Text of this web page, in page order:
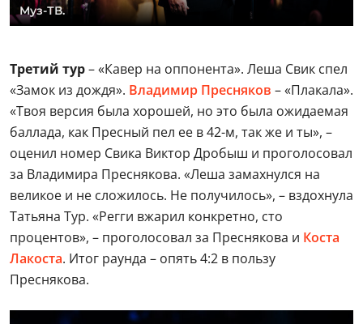
Муз-ТВ.
Третий тур– «Кавер на оппонента». Леша Свик спел
«Замок из дождя». Владимир Пресняков – «Плакала».
«Твоя версия была хорошей, но это была ожидаемая
баллада, как Пресный пел ее в 42-м, так же и ты», –
оценил номер Свика Виктор Дробыш и проголосовал
за Владимира Преснякова. «Леша замахнулся на
великое и не сложилось. Не получилось», – вздохнула
Татьяна Тур. «Регги вжарил конкретно, сто
процентов», – проголосовал за Преснякова и Коста
Лакоста. Итог раунда – опять 4:2 в пользу
Преснякова.